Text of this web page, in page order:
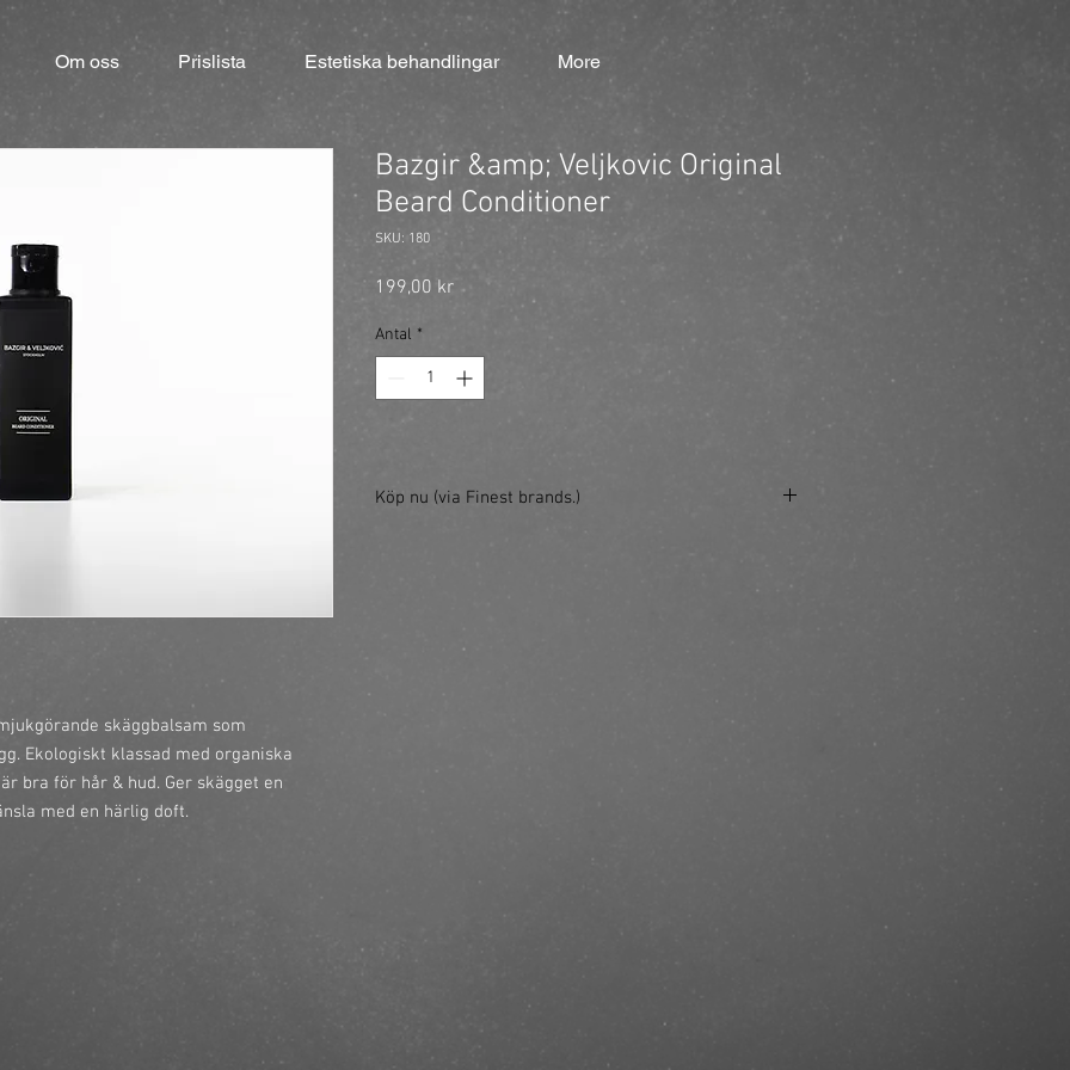
Om oss Prislista Estetiska behandlingar More
skäggbalsam som
Ekologiskt klassad med organiska
bra för hår & hud. Ger skägget en
med en härlig doft.
Bazgir &amp; Veljkovic Original
Beard Conditioner
SKU: 180
199,00 krPris
Antal *
Köp nu (via Finest brands.)